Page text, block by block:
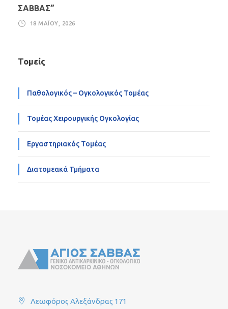
ΣΑΒΒΑΣ”
18 ΜΑΪ́ΟΥ, 2026
Τομείς
Παθολογικός – Ογκολογικός Τομέας
Τομέας Χειρουργικής Ογκολογίας
Εργαστηριακός Τομέας
Διατομεακά Τμήματα
Λεωφόρος Αλεξάνδρας 171